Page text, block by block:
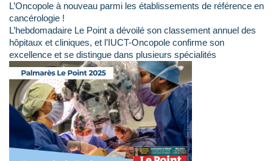
L’Oncopole à nouveau parmi les établissements de référence en
cancérologie !
L’hebdomadaire Le Point a dévoilé son classement annuel des
hôpitaux et cliniques, et l’IUCT-Oncopole confirme son
excellence et se distingue dans plusieurs spécialités